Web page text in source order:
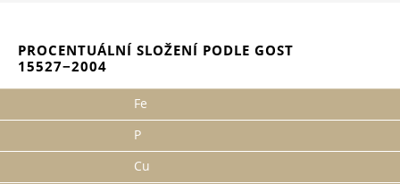
PROCENTUÁLNÍ SLOŽENÍ PODLE GOST
15527−2004
Fe
P
Cu